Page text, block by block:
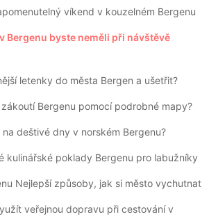
víkend v kouzelném Bergenu
Bergenu byste neměli při návštěvě
letenky do města Bergen a ušetřit?
Bergenu pomocí podrobné mapy?
deštivé dny v norském Bergenu?
kulinářské poklady Bergenu pro labužníky
Nejlepší způsoby, jak si město vychutnat
veřejnou dopravu při cestování v